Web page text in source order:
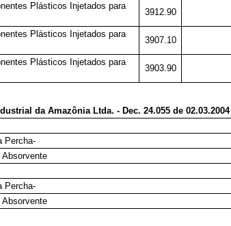
Plásticos Injetados para
3912.90
Plásticos Injetados para
3907.10
Plásticos Injetados para
3903.90
da Amazônia Ltda. - Dec. 24.055 de 02.03.2004
Percha-
Absorvente
Percha-
Absorvente